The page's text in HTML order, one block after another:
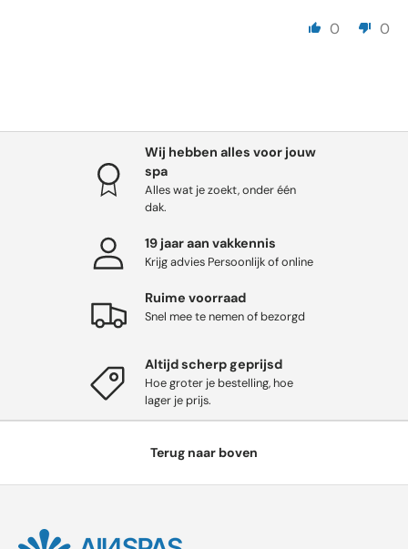
0 0
Wij hebben alles voor jouw
spa
Alles wat je zoekt, onder één
dak.
19 jaar aan vakkennis
Krijg advies Persoonlijk of online
Ruime voorraad
Snel mee te nemen of bezorgd
Altijd scherp geprijsd
Hoe groter je bestelling, hoe
lager je prijs.
Terug naar boven